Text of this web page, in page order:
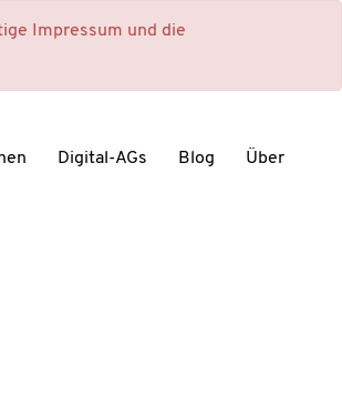
Impressum und die
Über
Blog
Digital-AGs